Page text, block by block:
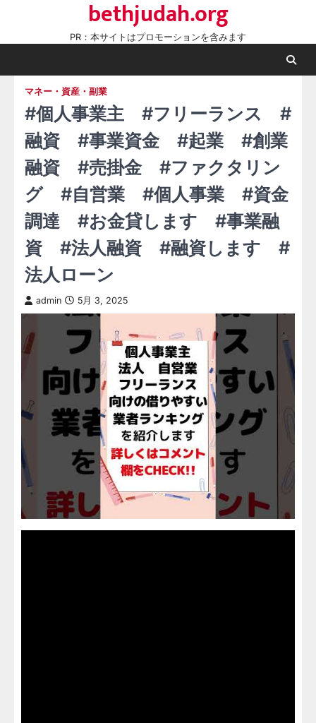
content
bethjudah.org
PR：本サイトはプロモーションを含みます
マネー・資産・副業
#個人事業主 #フリーランス #
融資 #事業資金 #起業 #創業
融資 #売掛金 #ファクタリン
グ #自営業 #個人事業 #資金
調達 #お金貸します #事業融
資 #法人融資 #融資します #
法人ローン
admin 5月 3, 2025